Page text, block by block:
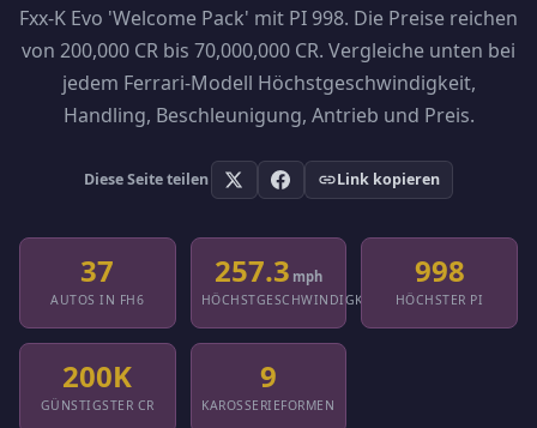
Fxx-K Evo 'Welcome Pack' mit PI 998. Die Preise reichen
von 200,000 CR bis 70,000,000 CR. Vergleiche unten bei
jedem Ferrari-Modell Höchstgeschwindigkeit,
Handling, Beschleunigung, Antrieb und Preis.
Diese Seite teilen Link kopieren
37
AUTOS IN FH6
257.3 mph
HÖCHSTGESCHWINDIGKEIT
998
HÖCHSTER PI
200K
GÜNSTIGSTER CR
9
KAROSSERIEFORMEN